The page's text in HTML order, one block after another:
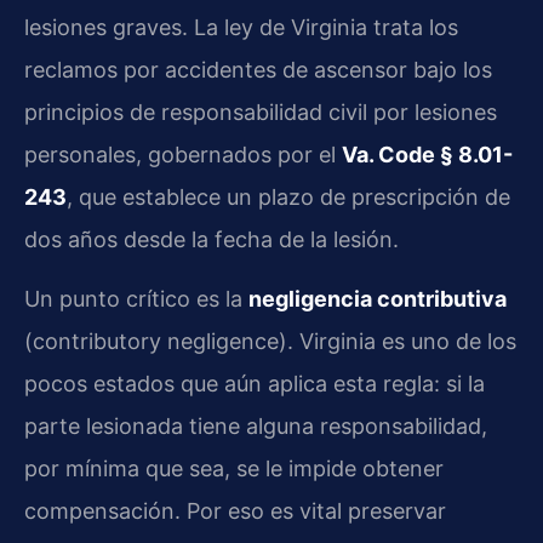
lesiones graves. La ley de Virginia trata los
reclamos por accidentes de ascensor bajo los
principios de responsabilidad civil por lesiones
personales, gobernados por el Va. Code § 8.01-
243, que establece un plazo de prescripción de
dos años desde la fecha de la lesión.
Un punto crítico es la negligencia contributiva
(contributory negligence). Virginia es uno de los
pocos estados que aún aplica esta regla: si la
parte lesionada tiene alguna responsabilidad,
por mínima que sea, se le impide obtener
compensación. Por eso es vital preservar